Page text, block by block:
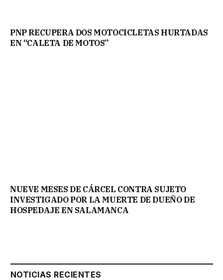
PNP RECUPERA DOS MOTOCICLETAS HURTADAS
EN “CALETA DE MOTOS”
NUEVE MESES DE CÁRCEL CONTRA SUJETO
INVESTIGADO POR LA MUERTE DE DUEÑO DE
HOSPEDAJE EN SALAMANCA
NOTICIAS RECIENTES